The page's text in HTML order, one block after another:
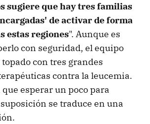
sugiere que hay tres familias
de activar de forma
estas regiones". Aunque es
con seguridad, el equipo
con tres grandes
contra la leucemia.
esperar un poco para
se traduce en una